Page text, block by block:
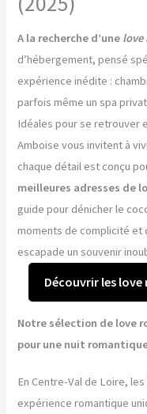
A la recherche d’une love
d’hébergement, pensé
expérience inédite :
parfois même un spa
Idéales pour se retrouver
Amboise vous invitent à
chaque détail est conçu
meilleures adresses de
guide pour dénicher le
moments de complicité
escapade un souvenir
Découvrir les
Notre sélection de love
pour une nuit
En Centre-Val de Loire,
expérience romantique